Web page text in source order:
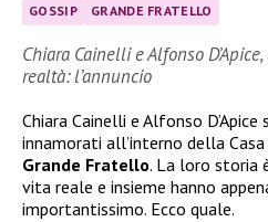
GOSSIP GRANDE FRATELLO
Chiara Cainelli e Alfonso
realtà: l’annuncio
Chiara Cainelli e Alfonso
innamorati all’interno della
Grande Fratello. La loro storia
vita reale e insieme hanno
importantissimo. Ecco quale.